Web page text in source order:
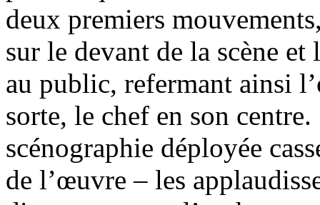
deux premiers
sur le devant de la scène et
au public, refermant ainsi
sorte, le chef en son
scénographie déployée
de l’œuvre – les